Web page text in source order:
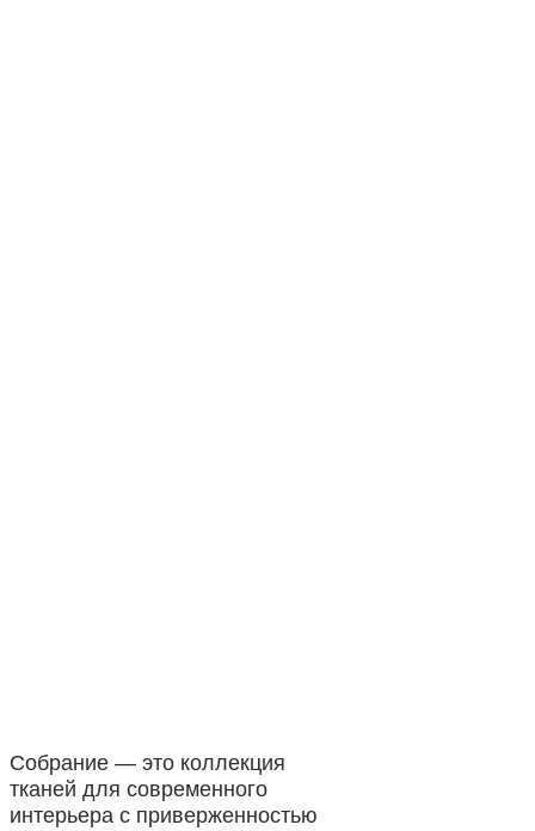
Собрание — это коллекция
тканей для современного
интерьера с приверженностью